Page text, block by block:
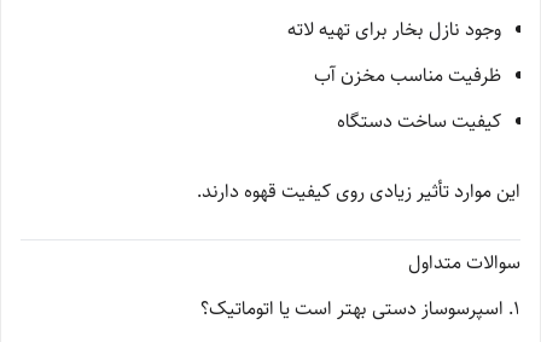
وجود نازل بخار برای تهیه لاته
ظرفیت مناسب مخزن آب
کیفیت ساخت دستگاه
این موارد تأثیر زیادی روی کیفیت قهوه دارند.
سوالات متداول
1. اسپرسوساز دستی بهتر است یا اتوماتیک؟